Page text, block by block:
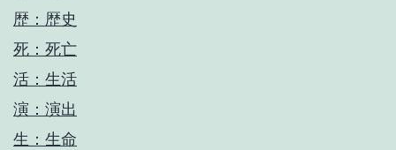
歴：歴史
死：死亡
活：生活
演：演出
生：生命